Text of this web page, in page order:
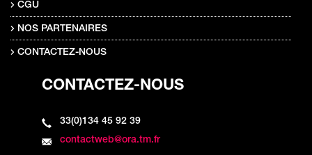
CGU
NOS PARTENAIRES
CONTACTEZ-NOUS
CONTACTEZ-NOUS
33(0)134 45 92 39
contactweb@ora.tm.fr